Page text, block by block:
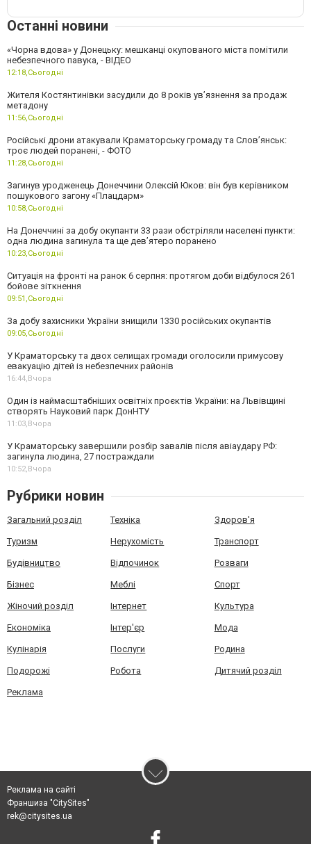
Останні новини
«Чорна вдова» у Донецьку: мешканці окупованого міста помітили
небезпечного павука, - ВІДЕО
12:18,Сьогодні
Жителя Костянтинівки засудили до 8 років ув’язнення за продаж
метадону
11:56,Сьогодні
Російські дрони атакували Краматорську громаду та Слов’янськ:
троє людей поранені, - ФОТО
11:28,Сьогодні
Загинув уродженець Донеччини Олексій Юков: він був керівником
пошукового загону «Плацдарм»
10:58,Сьогодні
На Донеччині за добу окупанти 33 рази обстріляли населені пункти:
одна людина загинула та ще девʼятеро поранено
10:23,Сьогодні
Ситуація на фронті на ранок 6 серпня: протягом доби відбулося 261
бойове зіткнення
09:51,Сьогодні
За добу захисники України знищили 1330 російських окупантів
09:05,Сьогодні
У Краматорську та двох селищах громади оголосили примусову
евакуацію дітей із небезпечних районів
16:44,Вчора
Один із наймасштабніших освітніх проєктів України: на Львівщині
створять Науковий парк ДонНТУ
11:03,Вчора
У Краматорську завершили розбір завалів після авіаудару РФ:
загинула людина, 27 постраждали
10:52,Вчора
Рубрики новин
Загальний розділ Техніка Здоров'я
Туризм Нерухомість Транспорт
Будівництво Відпочинок Розваги
Бізнес Меблі Спорт
Жіночий розділ Інтернет Культура
Економіка Інтер'єр Мода
Кулінарія Послуги Родина
Подорожі Робота Дитячий розділ
Реклама
Реклама на сайті
Франшиза "CitySites"
rek@citysites.ua